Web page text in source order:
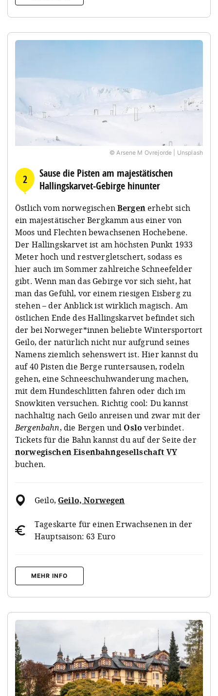
© Arsene M Ovrejorde | Unsplash
2
Sause die Pisten am majestätischen
Hallingskarvet-Gebirge hinunter
Östlich vom norwegischenBergenerhebt sich
ein majestätischer Bergkamm aus einer von
Moos und Flechten bewachsenen Hochebene.
Der Hallingskarvet ist am höchsten Punkt 1933
Meter hoch und restvergletschert, sodass es
hier auch im Sommer zahlreiche Schneefelder
gibt. Wenn man das Gebirge vor sich sieht, hat
man das Gefühl, vor einem riesigen Eisberg zu
stehen – der Anblick ist wirklich magisch. Am
östlichen Ende des Hallingskarvet befindet sich
der bei Norweger*innen beliebte Wintersportort
Geilo, der natürlich nicht nur aufgrund seines
Namens ziemlich sehenswert ist. Hier kannst du
auf 40 Pisten die Berge runtersausen, rodeln
gehen, eine Schneeschuhwanderung machen,
mit dem Hundeschlitten fahren oder dich im
Snowkiten versuchen. Richtig cool: Du kannst
nachhaltig nach Geilo anreisen und zwar mit der
Bergenbahn, die Bergen und Oslo verbindet.
Tickets für die Bahn kannst du auf der Seite der
norwegischen Eisenbahngesellschaft VY
buchen.
Geilo, Geilo, Norwegen
Tageskarte für einen Erwachsenen in der
Hauptsaison: 63 Euro
MEHR INFO